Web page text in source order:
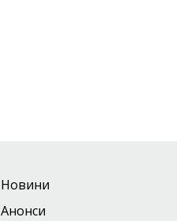
Новини
Анонси